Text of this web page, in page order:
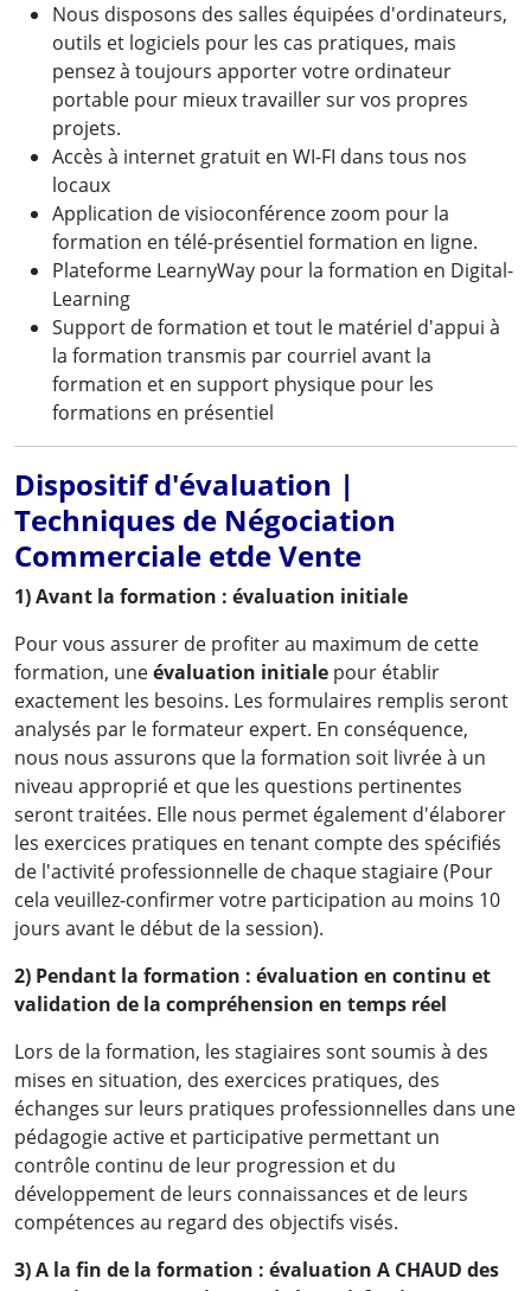
Nous disposons des salles équipées d'ordinateurs,
outils et logiciels pour les cas pratiques, mais
pensez à toujours apporter votre ordinateur
portable pour mieux travailler sur vos propres
projets.
Accès à internet gratuit en WI-FI dans tous nos
locaux
Application de visioconférence zoom pour la
formation en télé-présentiel formation en ligne.
Plateforme LearnyWay pour la formation en Digital-
Learning
Support de formation et tout le matériel d'appui à
la formation transmis par courriel avant la
formation et en support physique pour les
formations en présentiel
Dispositif d'évaluation |
Techniques de Négociation
Commerciale etde Vente
1) Avant la formation : évaluation initiale
Pour vous assurer de profiter au maximum de cette
formation, uneévaluation initiale pour établir
exactement les besoins. Les formulaires remplis seront
analysés par le formateur expert. En conséquence,
nous nous assurons que la formation soit livrée à un
niveau approprié et que les questions pertinentes
seront traitées. Elle nous permet également d'élaborer
les exercices pratiques en tenant compte des spécifiés
de l'activité professionnelle de chaque stagiaire (Pour
cela veuillez-confirmer votre participation au moins 10
jours avant le début de la session).
2) Pendant la formation : évaluation en continu et
validation de la compréhension en temps réel
Lors de la formation, les stagiaires sont soumis à des
mises en situation, des exercices pratiques, des
échanges sur leurs pratiques professionnelles dans une
pédagogie active et participative permettant un
contrôle continu de leur progression et du
développement de leurs connaissances et de leurs
compétences au regard des objectifs visés.
3) A la fin de la formation : évaluation A CHAUD des